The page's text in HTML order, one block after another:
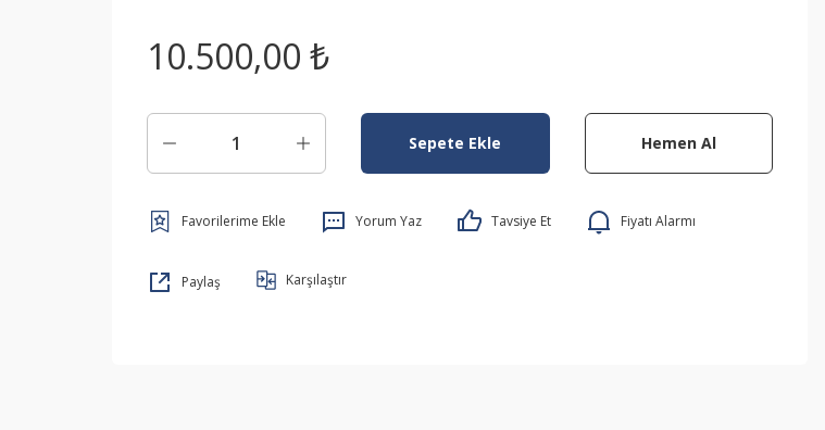
10.500,00 ₺
Sepete Ekle Hemen Al
Yorum Yaz Tavsiye Et Fiyatı Alarmı
Paylaş Karşılaştır